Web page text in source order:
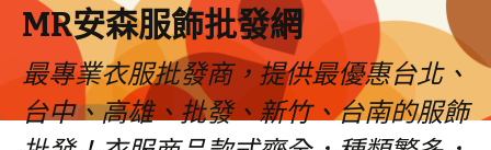
MR安森服飾批發網
最專業衣服批發商，提供最優惠台北、
台中、高雄、批發、新竹、台南的服飾